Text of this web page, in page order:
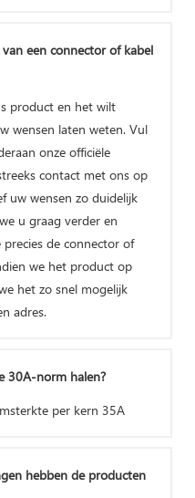
een connector of kabel
product en het wilt
wensen laten weten. Vul
onze officiële
contact met ons op
uw wensen zo duidelijk
u graag verder en
de connector of
we het product op
het zo snel mogelijk
adres.
30A-norm halen?
per kern 35A
hebben de producten